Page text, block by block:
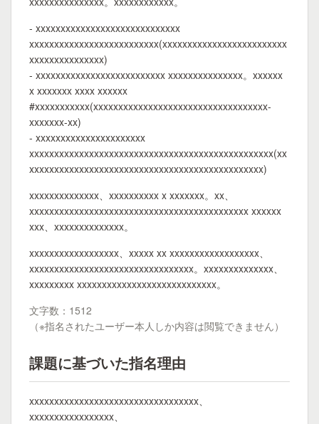
- xxxxxxxxxxxxxxxxxxxxxxxxxxxxx
xxxxxxxxxxxxxxxxxxxxxxxxxx(xxxxxxxxxxxxxxxxxxxxxxxxx
xxxxxxxxxxxxxxx)
- xxxxxxxxxxxxxxxxxxxxxxxxxx xxxxxxxxxxxxxxx。xxxxxx
x xxxxxxx xxxx xxxxxx
#xxxxxxxxxxx(xxxxxxxxxxxxxxxxxxxxxxxxxxxxxxxxxxx-
xxxxxxx-xx)
- xxxxxxxxxxxxxxxxxxxxxx
xxxxxxxxxxxxxxxxxxxxxxxxxxxxxxxxxxxxxxxxxxxxxxxxx(xx
xxxxxxxxxxxxxxxxxxxxxxxxxxxxxxxxxxxxxxxxxxxxxxx)
xxxxxxxxxxxxxx、xxxxxxxxxx x xxxxxxx。xx、
xxxxxxxxxxxxxxxxxxxxxxxxxxxxxxxxxxxxxxxxxxxx xxxxxx
xxx、xxxxxxxxxxxxxx。
xxxxxxxxxxxxxxxxxx、xxxxx xx xxxxxxxxxxxxxxxxxx、
xxxxxxxxxxxxxxxxxxxxxxxxxxxxxxxxx。xxxxxxxxxxxxxx、
xxxxxxxxx xxxxxxxxxxxxxxxxxxxxxxxxxxxx。
文字数：1512
（※指名されたユーザー本人しか内容は閲覧できません）
課題に基づいた指名理由
xxxxxxxxxxxxxxxxxxxxxxxxxxxxxxxxxx、
xxxxxxxxxxxxxxxxx、